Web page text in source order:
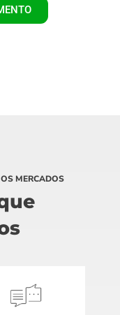
MERCADOS